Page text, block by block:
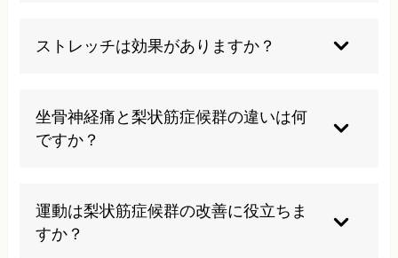
ポケットに入れた状態での座位は避けるべきで
す。また、内股での歩行や腰を反らした姿勢も梨
は腰を曲げるのではなく、膝を曲げて腰を落とし
てから持ち上げるようにしましょう。
ストレッチは効果がありますか？
です。ただし、痛みが強い急性期には逆効果にな
ることもあります。また、ストレッチだけでは根
本的な原因解決にはならないことが多いため、専
要です。
坐骨神経痛と梨状筋症候群の違いは何
ですか？
ざまです。腰椎椎間板ヘルニアや脊柱管狭窄症な
どが一般的ですが、梨状筋症候群もその一つで
す。梨状筋症候群は特にお尻の深部に痛みの起点
運動は梨状筋症候群の改善に役立ちま
すか？